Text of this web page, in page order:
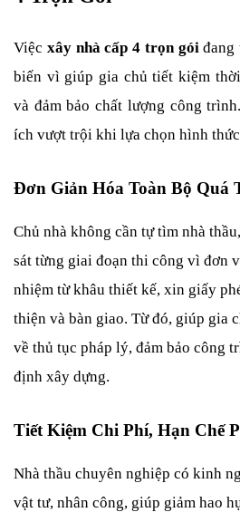
Việc xây nhà cấp 4 trọn gói đang
biến vì giúp gia chủ tiết kiệm
và đảm bảo chất lượng công
ích vượt trội khi lựa chọn hình
Đơn Giản Hóa Toàn Bộ Quá
Chủ nhà không cần tự tìm nhà
sát từng giai đoạn thi công vì đơn
nhiệm từ khâu thiết kế, xin giấy
thiện và bàn giao. Từ đó, giúp gia
về thủ tục pháp lý, đảm bảo công
định xây dựng.
Tiết Kiệm Chi Phí, Hạn Chế
Nhà thầu chuyên nghiệp có kinh
vật tư, nhân công, giúp giảm hao